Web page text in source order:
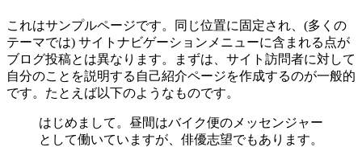
これはサンプルページです。同じ位置に固定され、(多くの
テーマでは) サイトナビゲーションメニューに含まれる点が
ブログ投稿とは異なります。まずは、サイト訪問者に対して
自分のことを説明する自己紹介ページを作成するのが一般的
です。たとえば以下のようなものです。
はじめまして。昼間はバイク便のメッセンジャー
として働いていますが、俳優志望でもあります。